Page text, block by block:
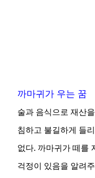
까마귀가 우는 꿈
술과 음식으로 재산
침하고 불길하게 들
없다. 까마귀가 떼를
걱정이 있음을 알려